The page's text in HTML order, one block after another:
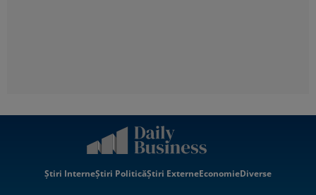
Știri InterneȘtiri PoliticăȘtiri ExterneEconomieDiverse